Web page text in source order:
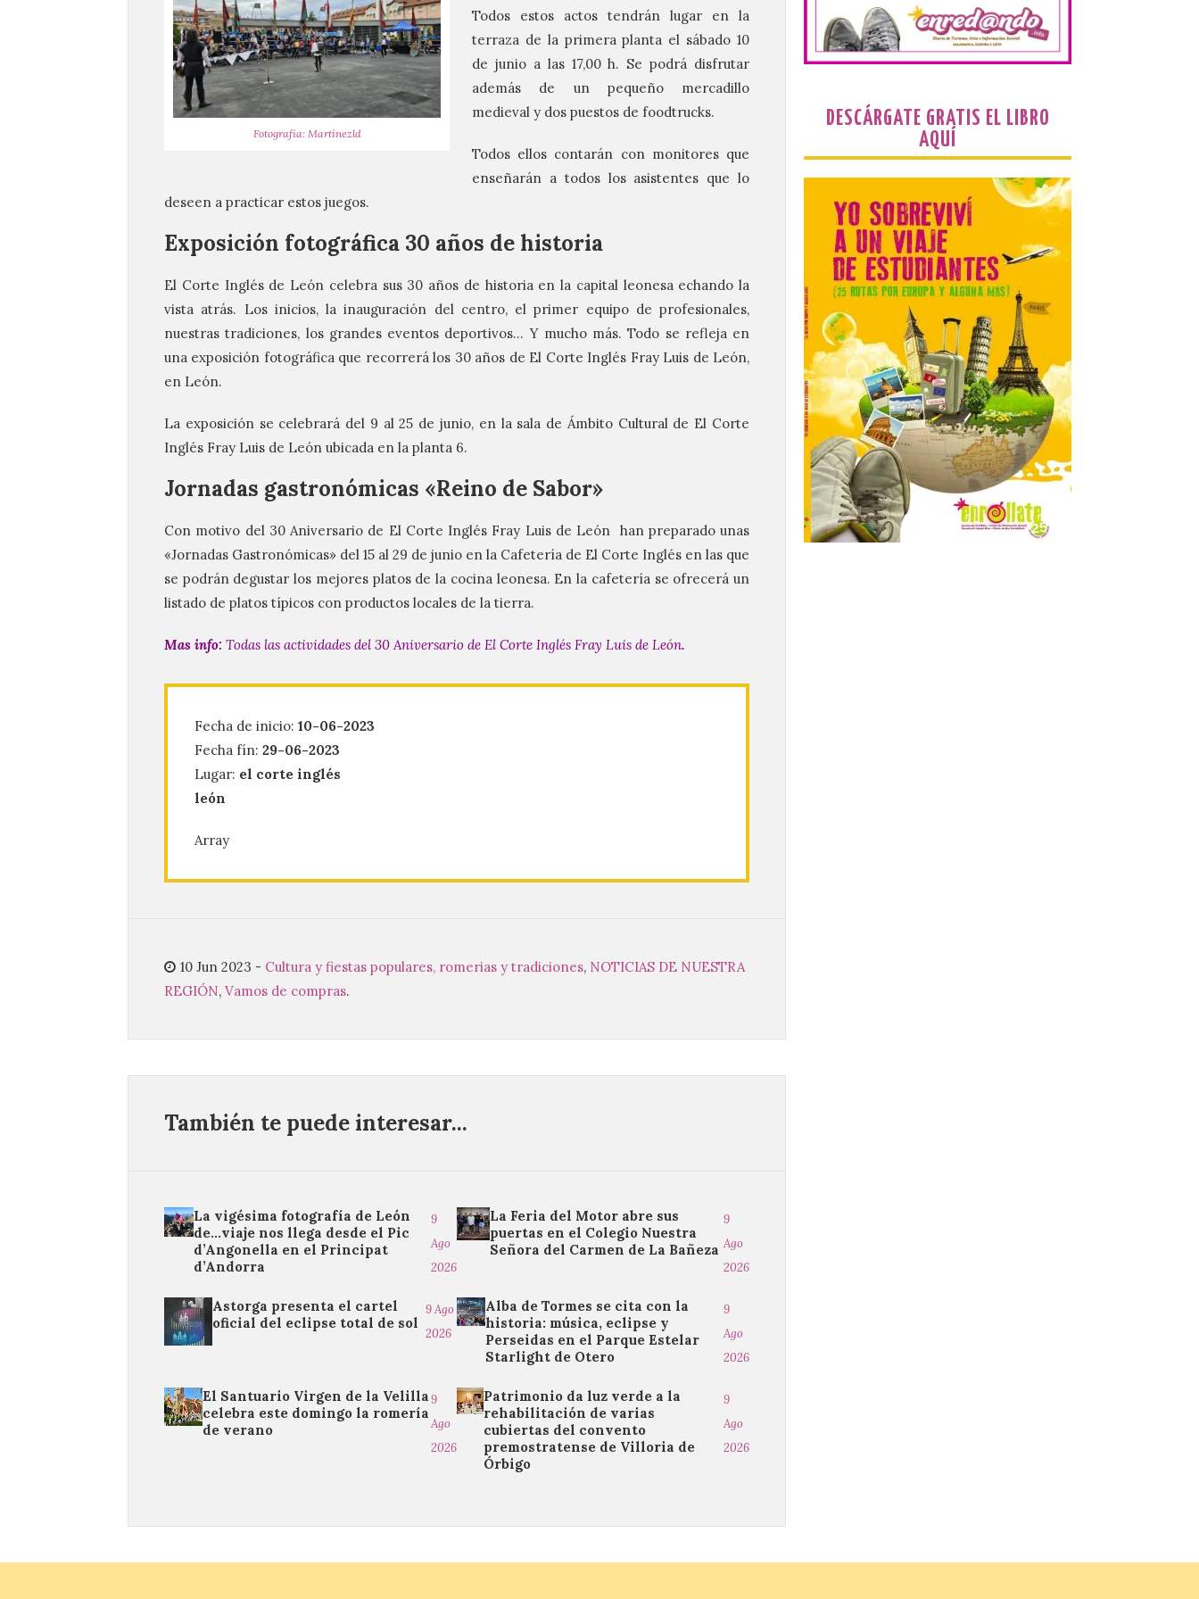
Fotografía: Martínezld
Todos estos actos tendrán lugar en la
terraza de la primera planta el sábado 10
de junio a las 17,00 h. Se podrá disfrutar
además de un pequeño mercadillo
medieval y dos puestos de foodtrucks.
Todos ellos contarán con monitores que
enseñarán a todos los asistentes que lo
deseen a practicar estos juegos.
Exposición fotográfica 30 años de historia
El Corte Inglés de León celebra sus 30 años de historia en la capital leonesa echando la
vista atrás. Los inicios, la inauguración del centro, el primer equipo de profesionales,
nuestras tradiciones, los grandes eventos deportivos… Y mucho más. Todo se refleja en
una exposición fotográfica que recorrerá los 30 años de El Corte Inglés Fray Luis de León,
en León.
La exposición se celebrará del 9 al 25 de junio, en la sala de Ámbito Cultural de El Corte
Inglés Fray Luis de León ubicada en la planta 6.
Jornadas gastronómicas «Reino de Sabor»
Con motivo del 30 Aniversario de El Corte Inglés Fray Luis de León han preparado unas
«Jornadas Gastronómicas» del 15 al 29 de junio en la Cafetería de El Corte Inglés en las que
se podrán degustar los mejores platos de la cocina leonesa. En la cafetería se ofrecerá un
listado de platos típicos con productos locales de la tierra.
Mas info: Todas las actividades del 30 Aniversario de El Corte Inglés Fray Luis de León.
Fecha de inicio: 10-06-2023
Fecha fín: 29-06-2023
Lugar: el corte inglés
león
Array
10 Jun 2023 - Cultura y fiestas populares, romerias y tradiciones, NOTICIAS DE NUESTRA
REGIÓN, Vamos de compras.
También te puede interesar...
La vigésima fotografía de León
de…viaje nos llega desde el Pic
d’Angonella en el Principat
d’Andorra
9
Ago
2026
La Feria del Motor abre sus
puertas en el Colegio Nuestra
Señora del Carmen de La Bañeza
9
Ago
2026
Astorga presenta el cartel
oficial del eclipse total de sol
9 Ago
2026
Alba de Tormes se cita con la
historia: música, eclipse y
Perseidas en el Parque Estelar
Starlight de Otero
9
Ago
2026
El Santuario Virgen de la Velilla
celebra este domingo la romería
de verano
9
Ago
2026
Patrimonio da luz verde a la
rehabilitación de varias
cubiertas del convento
premostratense de Villoria de
Órbigo
9
Ago
2026
pasado y un 4,6 % frente a
un periodo estándar. Por
categorías, el alojamiento
turístico concentró la mayor parte del
Grupo Iberia incrementa a
tres los vuelos diarios a
Menorca para la próxima
temporada de invierno
9 Ago 2026
La compañía, a través de
Air Nostrum e Iberia
Express, conectará
Madrid y Mahón con una
frecuencia adicional al día
que aumenta un 27% el número de plazas
en la ruta. La nueva programación
refuerza la conectividad internacional de
la […]
La Feria del Motor abre
sus puertas en el Colegio
Nuestra Señora del
Carmen de La Bañeza
9 Ago 2026
La muestra presenta
DESCÁRGATE GRATIS EL LIBRO
AQUÍ